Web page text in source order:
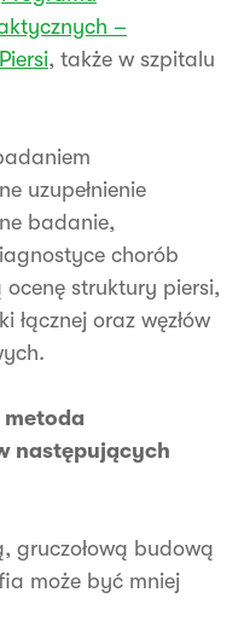
–
, także w szpitalu
uzupełnienie
badanie,
chorób
struktury piersi,
łącznej oraz węzłów
metoda
następujących
gruczołową budową
może być mniej